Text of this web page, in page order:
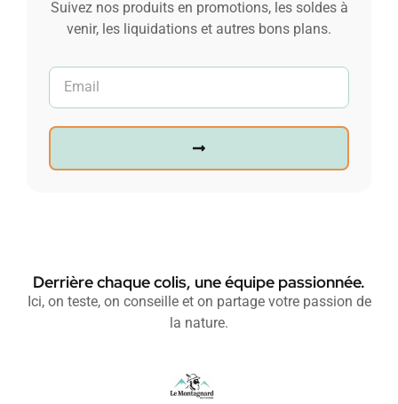
Suivez nos produits en promotions, les soldes à
venir, les liquidations et autres bons plans.
Derrière chaque colis, une équipe passionnée.
Ici, on teste, on conseille et on partage votre passion de
la nature.